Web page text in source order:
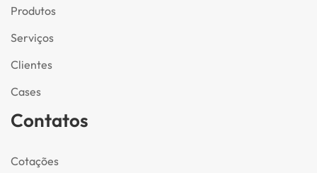
Produtos
Serviços
Clientes
Cases
Contatos
Cotações